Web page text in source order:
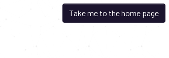
Take me to the home page